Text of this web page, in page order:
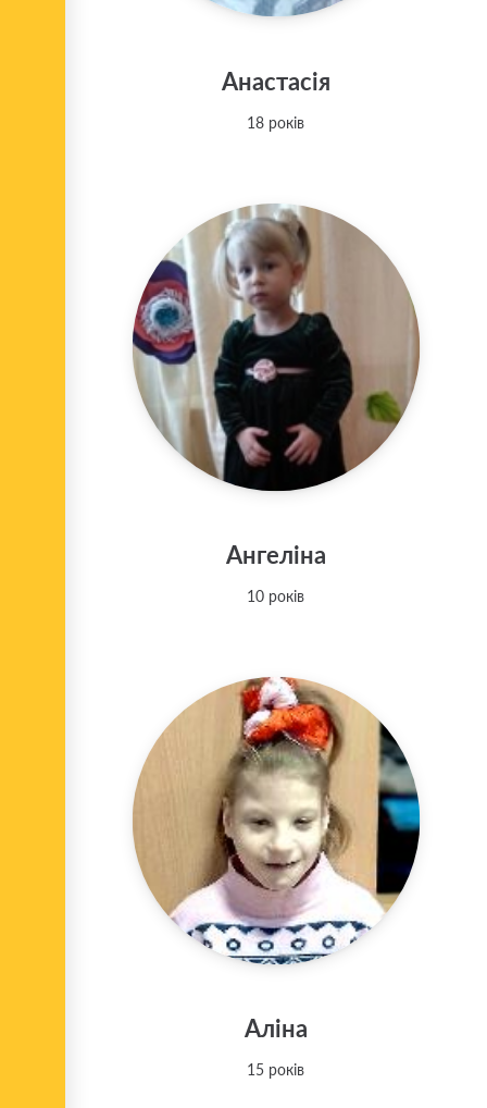
Анастасія
18 років
Ангеліна
10 років
Аліна
15 років